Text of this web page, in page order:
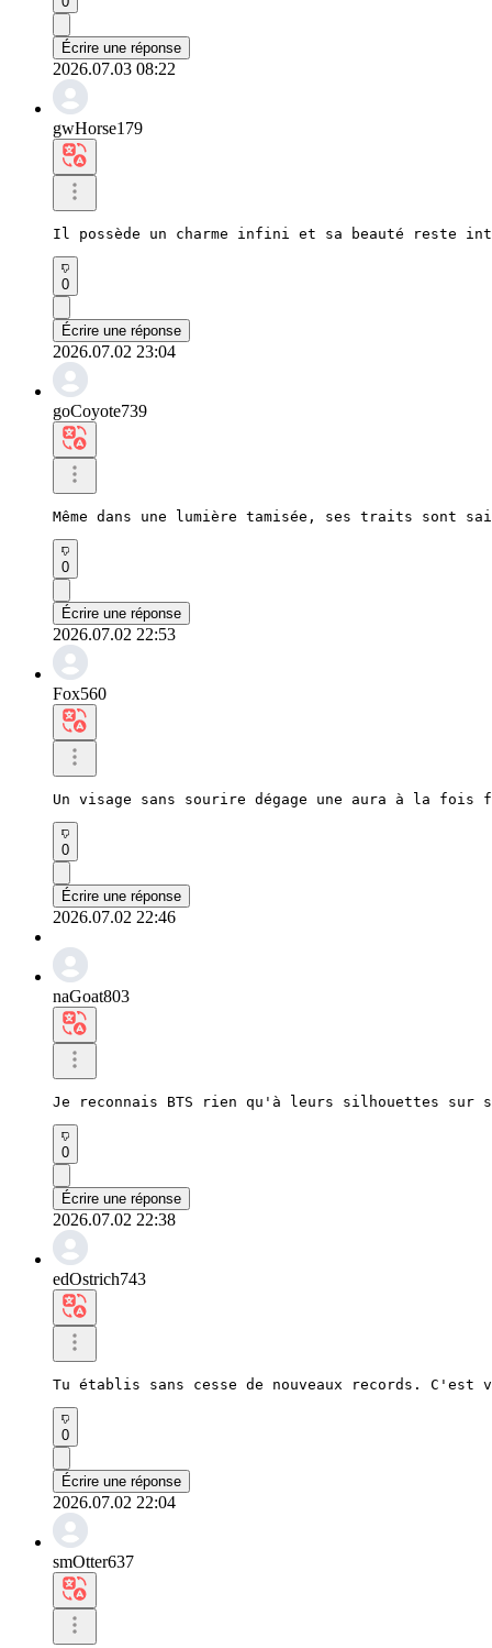
Écrire une réponse
2026.07.03 08:22
gwHorse179
Il possède un charme infini et sa beauté reste
0
Écrire une réponse
2026.07.02 23:04
goCoyote739
Même dans une lumière tamisée, ses traits sont
0
Écrire une réponse
2026.07.02 22:53
Fox560
Un visage sans sourire dégage une aura à la fois
0
Écrire une réponse
2026.07.02 22:46
naGoat803
Je reconnais BTS rien qu'à leurs silhouettes sur
0
Écrire une réponse
2026.07.02 22:38
edOstrich743
Tu établis sans cesse de nouveaux records. C'est
0
Écrire une réponse
2026.07.02 22:04
smOtter637